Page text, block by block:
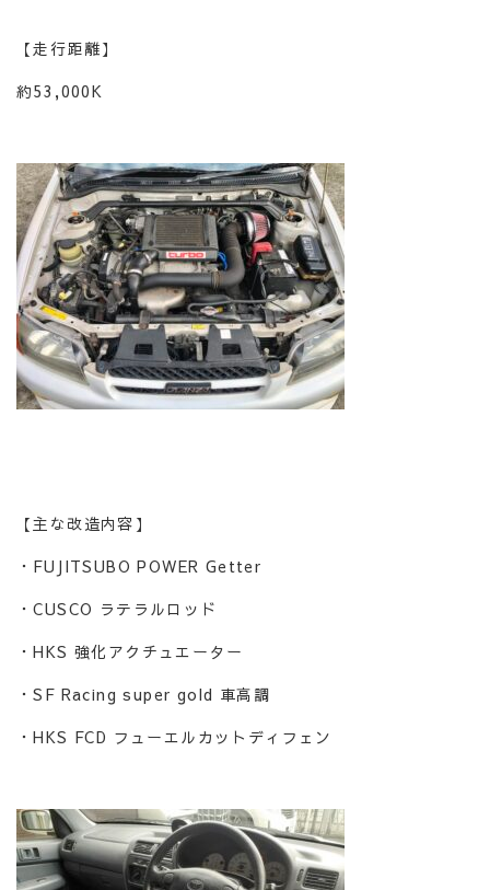
【走行距離】
約53,000K
【主な改造内容】
・FUJITSUBO POWER Getter
・CUSCO ラテラルロッド
・HKS 強化アクチュエーター
・SF Racing super gold 車高調
・HKS FCD フューエルカットディフェン